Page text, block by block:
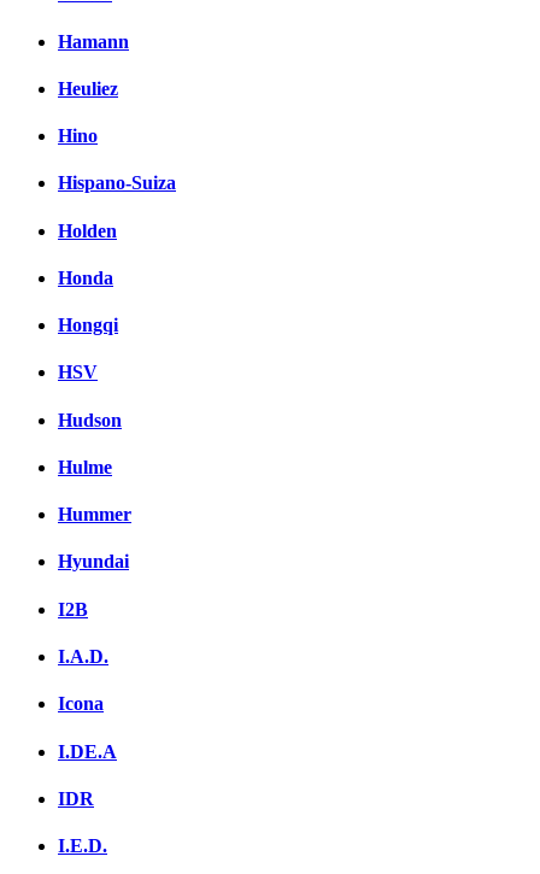
Hamann
Heuliez
Hino
Hispano-Suiza
Holden
Honda
Hongqi
HSV
Hudson
Hulme
Hummer
Hyundai
I2B
I.A.D.
Icona
I.DE.A
IDR
I.E.D.